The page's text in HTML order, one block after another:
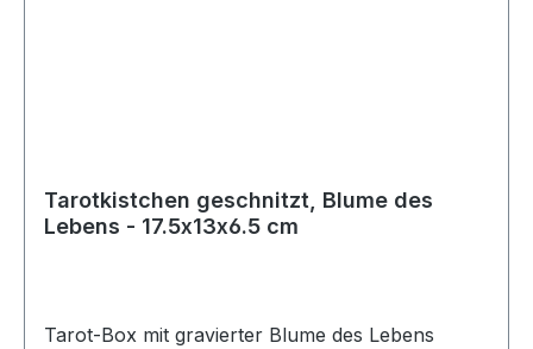
Tarotkistchen geschnitzt, Blume des
Lebens - 17.5x13x6.5 cm
Tarot-Box mit gravierter Blume des Lebens